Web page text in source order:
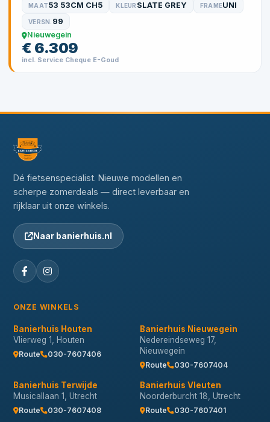
MAAT53 53CM CH5 KLEUR SLATE GREY FRAMEUNI
VERSN. 99
Nieuwegein
€ 6.309
incl. Service Cheque E-Goud
Dé fietsenspecialist. Nieuwe modellen en
scherpe zomerdeals — direct leverbaar en
rijklaar uit onze winkels.
Naar banierhuis.nl
ONZE WINKELS
Banierhuis Houten
Vlierweg 1, Houten
Route 030-7607406
Banierhuis Nieuwegein
Nedereindseweg 17,
Nieuwegein
Route 030-7607404
Banierhuis Terwijde
Musicallaan 1, Utrecht
Route 030-7607408
Banierhuis Vleuten
Noorderburcht 18, Utrecht
Route 030-7607401